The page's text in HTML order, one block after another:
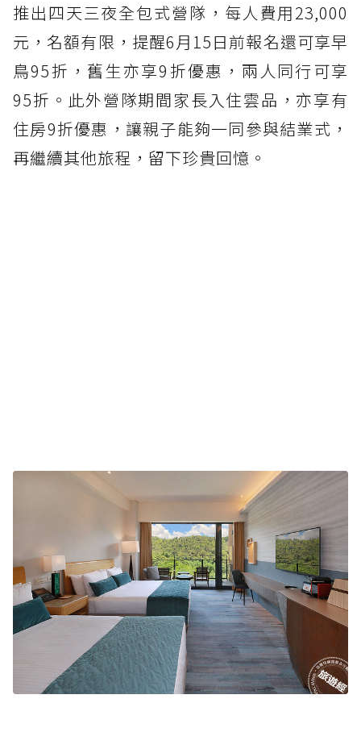
推出四天三夜全包式營隊，每人費用23,000
元，名額有限，提醒6月15日前報名還可享早
鳥95折，舊生亦享9折優惠，兩人同行可享
95折。此外營隊期間家長入住雲品，亦享有
住房9折優惠，讓親子能夠一同參與結業式，
再繼續其他旅程，留下珍貴回憶。